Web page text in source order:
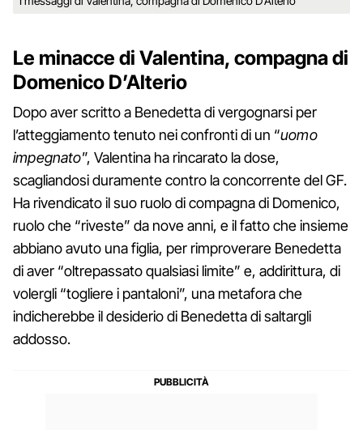
Le minacce di Valentina, compagna di
Domenico D’Alterio
Dopo aver scritto a Benedetta di vergognarsi per
l’atteggiamento tenuto nei confronti di un “uomo
impegnato”, Valentina ha rincarato la dose,
scagliandosi duramente contro la concorrente del GF.
Ha rivendicato il suo ruolo di compagna di Domenico,
ruolo che “riveste” da nove anni, e il fatto che insieme
abbiano avuto una figlia, per rimproverare Benedetta
di aver “oltrepassato qualsiasi limite” e, addirittura, di
volergli “togliere i pantaloni”, una metafora che
indicherebbe il desiderio di Benedetta di saltargli
addosso.